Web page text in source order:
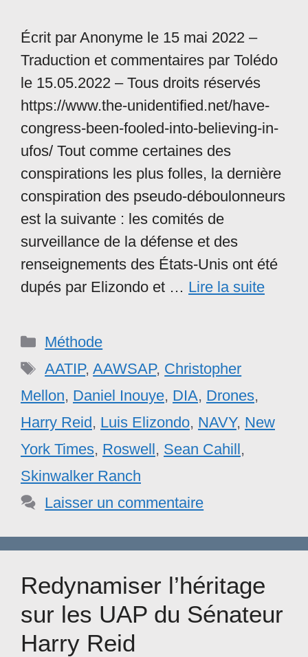
Écrit par Anonyme le 15 mai 2022 –
Traduction et commentaires par Tolédo
le 15.05.2022 – Tous droits réservés
https://www.the-unidentified.net/have-
congress-been-fooled-into-believing-in-
ufos/ Tout comme certaines des
conspirations les plus folles, la dernière
conspiration des pseudo-déboulonneurs
est la suivante : les comités de
surveillance de la défense et des
renseignements des États-Unis ont été
dupés par Elizondo et … Lire la suite
Catégories
Méthode
Étiquettes
AATIP,AAWSAP, Christopher
Mellon, Daniel Inouye, DIA, Drones,
Harry Reid, Luis Elizondo, NAVY, New
York Times, Roswell, Sean Cahill,
Skinwalker Ranch
Laisser un commentaire
Redynamiser l’héritage
sur les UAP du Sénateur
Harry Reid